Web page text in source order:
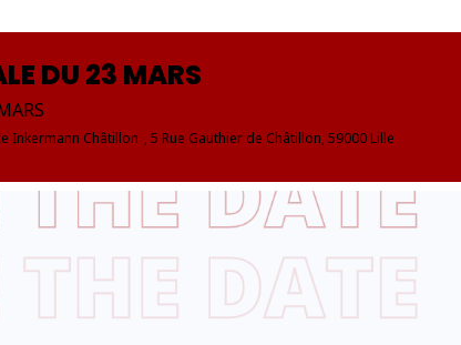
DU 23 MARS
Inkermann Châtillon , 5 Rue Gauthier de Châtillon, 59000 Lille